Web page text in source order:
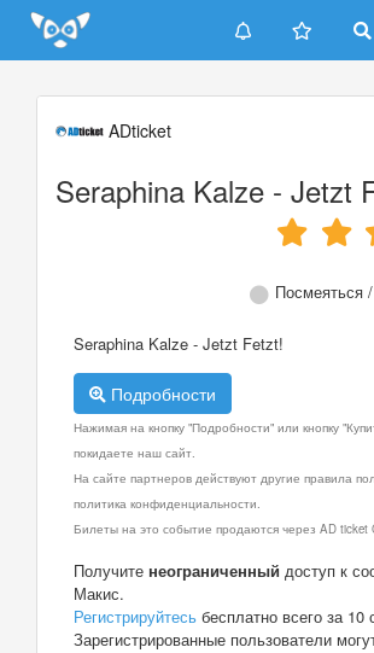
Update cookies preferences
ADticket
Seraphina Kalze - Jetzt
Посмеяться
Seraphina Kalze - Jetzt Fetzt!
Подробности
Нажимая на кнопку "Подробности" или кнопку
покидаете наш сайт.
На сайте партнеров действуют другие правила
политика конфиденциальности.
Билеты на это событие продаются через AD ticket
Получите неограниченный доступ к
Макис.
Регистрируйтесь бесплатно всего за 10
Зарегистрированные пользователи